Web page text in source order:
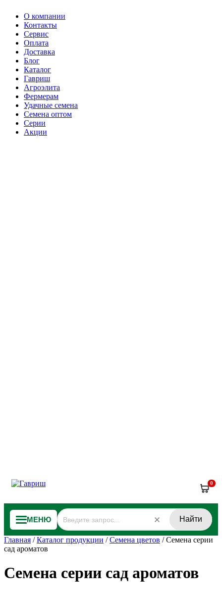
О компании
Контакты
Сервис
Оплата
Доставка
Блог
Каталог
Гавриш
Агроэлита
Фермерам
Удачные семена
Семена оптом
Серии
Акции
0
МЕНЮ Найти
Главная /Каталог продукции /Семена цветов /Семена серии
сад ароматов
Семена серии сад ароматов